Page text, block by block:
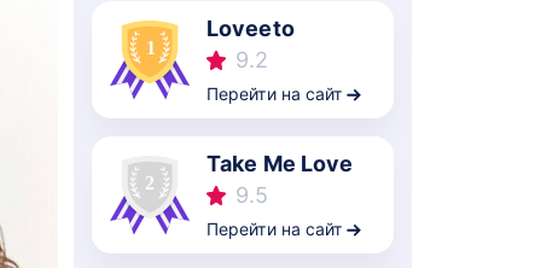
Loveeto
9.2
Перейти на сайт
Take Me Love
9.5
Перейти на сайт